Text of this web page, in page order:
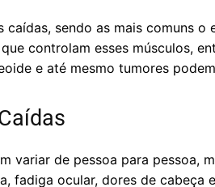
caídas, sendo as mais comuns
controlam esses músculos,
e até mesmo tumores
variar de pessoa para pessoa,
fadiga ocular, dores de cabeça